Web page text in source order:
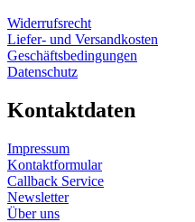
Widerrufsrecht
Liefer- und Versandkosten
Geschäftsbedingungen
Datenschutz
Kontaktdaten
Impressum
Kontaktformular
Callback Service
Newsletter
Über uns